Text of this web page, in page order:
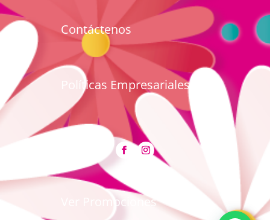
Contáctenos
Políticas Empresariales
Ver Promociones